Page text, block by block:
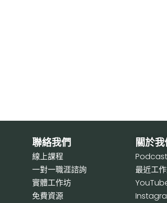
聯絡我們
線上課程
一對一職涯諮詢
實體工作坊
免費資源
關於
Podcast
最近工
Y
I